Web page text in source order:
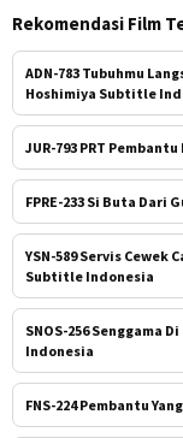
Rekomendasi Film
ADN-783 Tubuhmu
Hoshimiya Subtitle
JUR-793 PRT
FPRE-233 Si Buta Dari
YSN-589 Servis Cewek
Subtitle Indonesia
SNOS-256 Senggama
Indonesia
FNS-224 Pembantu